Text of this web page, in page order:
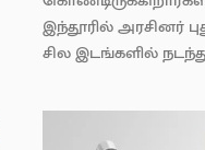
இந்தூரில் அரசினர்
சில இடங்களில்